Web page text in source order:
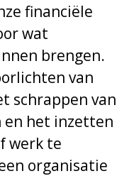
financiële
wat
brengen.
van
schrappen van
en het inzetten
werk te
organisatie